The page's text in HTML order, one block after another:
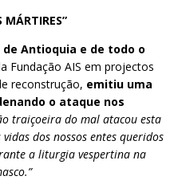
MÁRTIRES”
Antioquia e de todo o
Fundação AIS em projectos
reconstrução, emitiu uma
o ataque nos
traiçoeira do mal atacou esta
dos nossos entes queridos
a liturgia vespertina na